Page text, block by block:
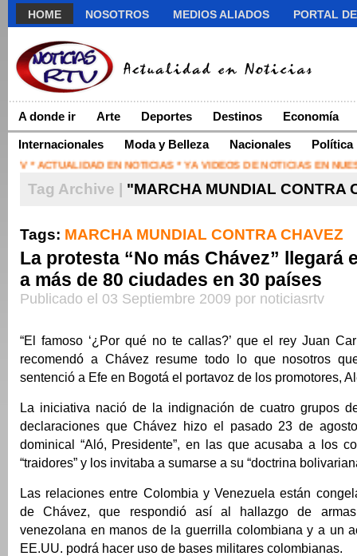
HOME NOSOTROS MEDIOS ALIADOS PORTAL
A donde ir Arte Deportes Destinos Economía
Internacionales Moda y Belleza Nacionales Política
* ACTUALIDAD EN NOTICIAS * YA VIDEOS DE NOTICIAS EN
Tag Archive | "MARCHA MUNDIAL CONTRA
Tags: MARCHA MUNDIAL CONTRA CHAVEZ
La protesta “No más Chávez” llegará
a más de 80 ciudades en 30 países
Publicado el 03 Septiembre 2009 por noticiasrtv
“El famoso ‘¿Por qué no te callas?’ que el rey Juan
recomendó a Chávez resume todo lo que nosotros
sentenció a Efe en Bogotá el portavoz de los promotores,
La iniciativa nació de la indignación de cuatro grupos
declaraciones que Chávez hizo el pasado 23 de
dominical “Aló, Presidente”, en las que acusaba a los
“traidores” y los invitaba a sumarse a su “doctrina
Las relaciones entre Colombia y Venezuela están
de Chávez, que respondió así al hallazgo de
venezolana en manos de la guerrilla colombiana y a un
EE.UU. podrá hacer uso de bases militares colombianas.